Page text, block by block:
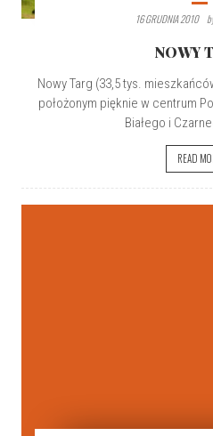
16 GRUDNIA 2010
NOWY
Nowy Targ (33,5 tys.
położonym pięknie w centrum
Białego i
READ